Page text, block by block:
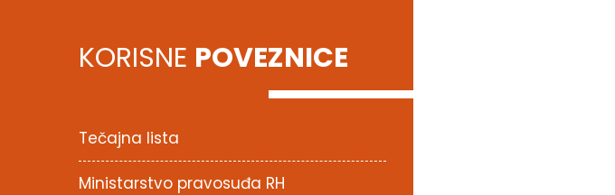
KORISNE POVEZNICE
Tečajna lista
Ministarstvo pravosuđa RH